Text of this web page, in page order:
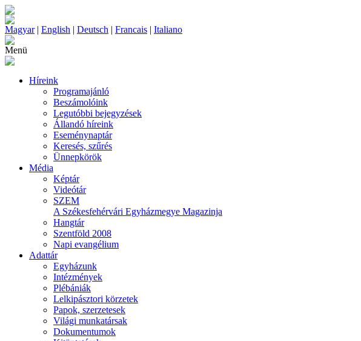
Magyar| English | Deutsch | Francais | Italiano
Menü
Híreink
Programajánló
Beszámolóink
Legutóbbi bejegyzések
Állandó híreink
Eseménynaptár
Keresés, szűrés
Ünnepkörök
Média
Képtár
Videótár
SZEM
A Székesfehérvári Egyházmegye Magazinja
Hangtár
Szentföld 2008
Napi evangélium
Adattár
Egyházunk
Intézmények
Plébániák
Lelkipásztori körzetek
Papok, szerzetesek
Világi munkatársak
Dokumentumok